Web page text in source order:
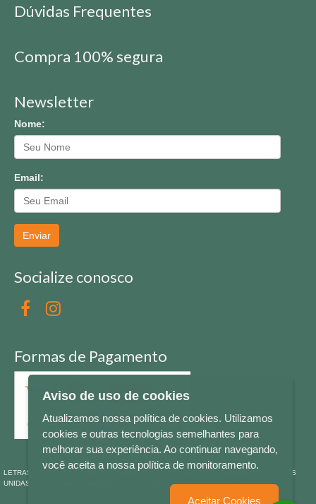
Dúvidas Frequentes
Compra 100% segura
Newsletter
Nome:
Email:
Enviar
Socialize conosco
Formas de Pagamento
LETRAS & CIA - CNPJ n° 88.587.548/0001-20 - Térreo Bourbon Shopping - AV. NAÇÕES
UNIDAS , 2001 - Lojas 1064/1065 - RIO BRANCO - - NOVO HAMBURGO - RS
Aviso de uso de cookies
Atualizamos nossa política de cookies. Utilizamos
cookies e outras tecnologias semelhantes para
melhorar sua experiência. Ao continuar navegando,
você aceita a nossa política de monitoramento.
Aceitar Cookies